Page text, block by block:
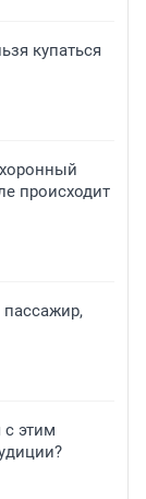
купаться
происходит
этим